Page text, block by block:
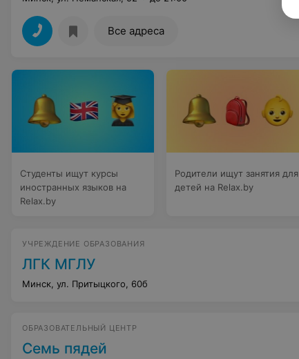
Все адреса
Студенты ищут курсы
иностранных языков на
Relax.by
Родители ищут занятия для
детей на Relax.by
УЧРЕЖДЕНИЕ ОБРАЗОВАНИЯ
ЛГК МГЛУ
Минск, ул. Притыцкого, 60б
ОБРАЗОВАТЕЛЬНЫЙ ЦЕНТР
Семь пядей